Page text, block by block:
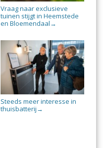
Vraag naar exclusieve
tuinen stijgt in Heemstede
en Bloemendaal →
Steeds meer interesse in
thuisbatterij →